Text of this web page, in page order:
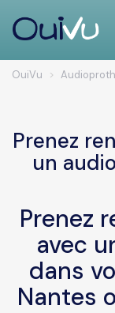
OuiVu
Prenez
un
Prenez
avec
dans
Nantes